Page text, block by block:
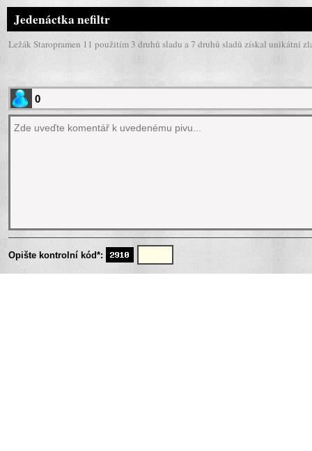
Jedenáctka nefiltr
Ležák Staropramen 11 použitím 3 druhů sladu a 7 druhů sladů získal unikátní
Opište kontrolní kód*: